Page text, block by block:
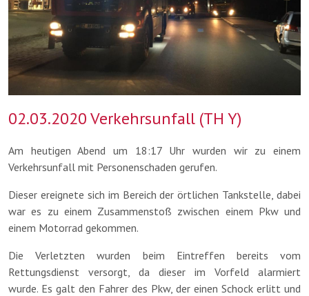
02.03.2020 Verkehrsunfall (TH Y)
Am heutigen Abend um 18:17 Uhr wurden wir zu einem
Verkehrsunfall mit Personenschaden gerufen.
Dieser ereignete sich im Bereich der örtlichen Tankstelle, dabei
war es zu einem Zusammenstoß zwischen einem Pkw und
einem Motorrad gekommen.
Die Verletzten wurden beim Eintreffen bereits vom
Rettungsdienst versorgt, da dieser im Vorfeld alarmiert
wurde. Es galt den Fahrer des Pkw, der einen Schock erlitt und